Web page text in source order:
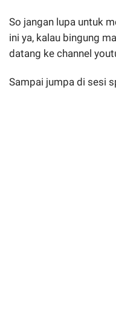
So jangan lupa untuk
ini ya, kalau bingung
datang ke channel
Sampai jumpa di sesi